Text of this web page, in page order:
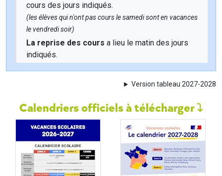
cours des jours indiqués.
(les élèves qui n'ont pas cours le samedi sont en vacances
le vendredi soir)
La reprise des cours a lieu le matin des jours
indiqués.
Version tableau 2027-2028
Calendriers officiels à télécharger